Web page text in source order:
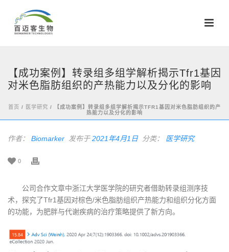
【成功案例】转录组多组学解析揭示Tfr1基因
对米色脂肪组织的产热能力以及分化的影响
首页 / 医学研究 / 【成功案例】转录组多组学解析揭示TFR1基因对米色脂肪组织的产
热能力以及分化的影响
作者： Biomarker 发布于2021年4月1日 分类： 医学研究
0
公司合作文章中浙江大学医学院的研究者借助转录组测序技
术，探究了Tfr1基因对棕色/米色脂肪组织产热能力和组织分化方面
的功能，为肥胖与代谢疾病的治疗策略提供了新方向。